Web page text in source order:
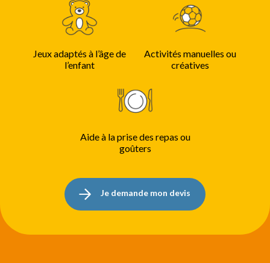
Jeux adaptés à l’âge de
l’enfant
Activités manuelles ou
créatives
Aide à la prise des repas ou
goûters
Je demande mon devis